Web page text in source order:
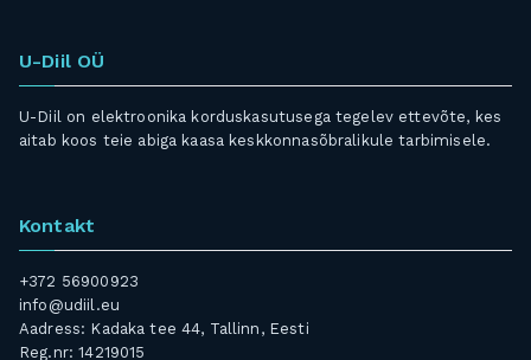
U-Diil OÜ
U-Diil on elektroonika korduskasutusega tegelev ettevõte, kes
aitab koos teie abiga kaasa keskkonnasõbralikule tarbimisele.
Kontakt
+372 56900923
info@udiil.eu
Aadress: Kadaka tee 44, Tallinn, Eesti
Reg.nr: 14219015